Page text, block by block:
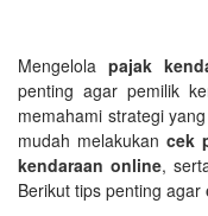
Mengelolapajak
penting agar pemilik
memahami strategi
mudah melakukan cek
kendaraan online,
Berikut tips penting agar